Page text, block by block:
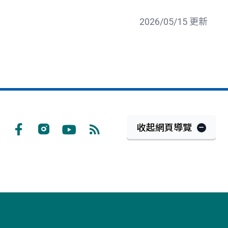
2026/05/15 更新
收起網頁導覽